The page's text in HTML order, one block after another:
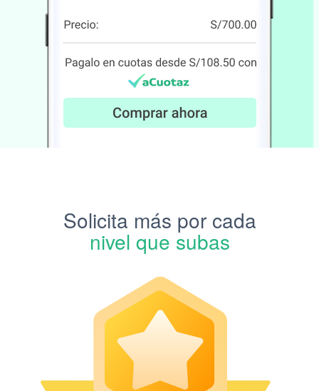
Solicita más por cada
nivel que subas